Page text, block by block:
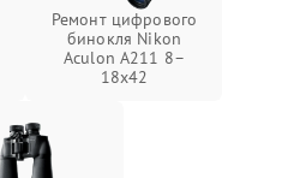
Ремонт цифрового
бинокля Nikon
Aculon A211 8–
18x42